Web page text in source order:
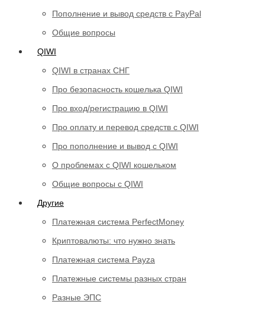
Пополнение и вывод средств с PayPal
Общие вопросы
QIWI
QIWI в странах СНГ
Про безопасность кошелька QIWI
Про вход/регистрацию в QIWI
Про оплату и перевод средств c QIWI
Про пополнение и вывод с QIWI
О проблемах с QIWI кошельком
Общие вопросы с QIWI
Другие
Платежная система PerfectMoney
Криптовалюты: что нужно знать
Платежная система Payza
Платежные системы разных стран
Разные ЭПС